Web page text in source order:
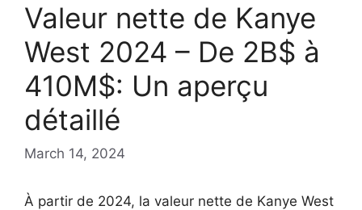
Valeur nette de Kanye
West 2024 – De 2B$ à
410M$: Un aperçu
détaillé
March 14, 2024
À partir de 2024, la valeur nette de Kanye West